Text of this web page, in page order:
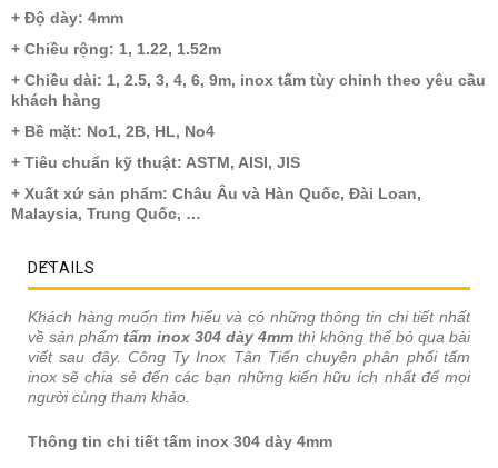
+ Độ dày: 4mm
+ Chiều rộng: 1, 1.22, 1.52m
+ Chiều dài: 1, 2.5, 3, 4, 6, 9m, inox tấm tùy chỉnh theo yêu cầu
khách hàng
+ Bề mặt: No1, 2B, HL, No4
+ Tiêu chuẩn kỹ thuật: ASTM, AISI, JIS
+ Xuất xứ sản phẩm: Châu Âu và Hàn Quốc, Đài Loan,
Malaysia, Trung Quốc, …
DETAILS
Khách hàng muốn tìm hiểu và có những thông tin chi tiết nhất
về sản phẩmtấm inox 304 dày 4mm thì không thể bỏ qua bài
viết sau đây. Công Ty Inox Tân Tiến chuyên phân phối tấm
inox sẽ chia sẻ đến các bạn những kiến hữu ích nhất để mọi
người cùng tham khảo.
Thông tin chi tiết tấm inox 304 dày 4mm